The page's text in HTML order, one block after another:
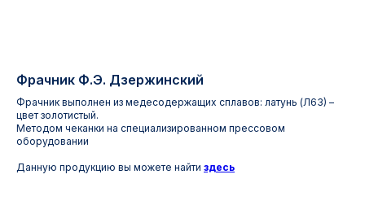
Фрачник Ф.Э. Дзержинский
Фрачник выполнен из медесодержащих сплавов: латунь (Л63) –
цвет золотистый.
Методом чеканки на специализированном прессовом
оборудовании
Данную продукцию вы можете найти здесь